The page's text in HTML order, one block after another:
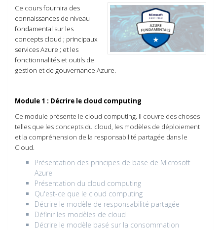
Ce cours fournira des
connaissances de niveau
fondamental sur les
concepts cloud ; principaux
services Azure ; et les
fonctionnalités et outils de
gestion et de gouvernance Azure.
Module 1 : Décrire le cloud computing
Ce module présente le cloud computing. Il couvre des choses
telles que les concepts du cloud, les modèles de déploiement
et la compréhension de la responsabilité partagée dans le
Cloud.
Présentation des principes de base de Microsoft
Azure
Présentation du cloud computing
Qu'est-ce que le cloud computing
Décrire le modèle de responsabilité partagée
Définir les modèles de cloud
Décrire le modèle basé sur la consommation